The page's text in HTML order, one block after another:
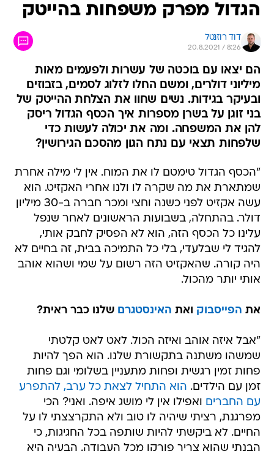
הגדול מפרק משפחות בהייטק
דוד רוזנטל
20.8.2021 / 8:26
הם יצאו עם בוכטה של עשרות ולפעמים מאות
מיליוני דולרים, ומשם החלו לזלוג לסמים, בזבוזים
ובעיקר בגידות. נשים שחוו את הצלחת ההייטק של
בני זוגן על בשרן מספרות איך הכסף הגדול ריסק
להן את המשפחה. ומה את יכולה לעשות כדי
שלפחות תצאי עם נתח הגון מהסכם הגירושין?
"הכסף הגדול טימטם לו את המוח. אין לי מילה אחרת
שמתארת את מה שקרה לו ולנו אחרי האקזיט. הוא
עשה אקזיט לפני כשנה וחצי ומכר חברה ב-30 מיליון
דולר. בהתחלה, בשבועות הראשונים לאחר שנפל
עלינו כל הכסף הזה, הוא לא הפסיק לחבק אותי,
להגיד לי שבלעדי, בלי כל התמיכה בבית, זה בחיים לא
היה קורה. שהאקזיט הזה רשום על שמי ושהוא אוהב
אותי יותר מהכול.
את הפייסבוק ואת האינסטגרם שלנו כבר ראית?
"אבל איזה אוהב ואיזה הכול. לאט לאט קלטתי
שמשהו משתנה בתקשורת שלנו. הוא הפך להיות
פחות זמין רגשית ופחות מתעניין בשלומי וגם פחות
זמן עם הילדים. הוא התחיל לצאת כל ערב, להתפרע
עם החברים ואפילו אין לי מושג איפה. ואני? הכי
מפרגנת, רציתי שיהיה לו טוב ולא התקרצצתי לו על
החיים. לא ביקשתי להיות שותפה בכל החגיגות, כי
הבנתי שהוא צריך פורקן מכל העבודה. הבעיה היא